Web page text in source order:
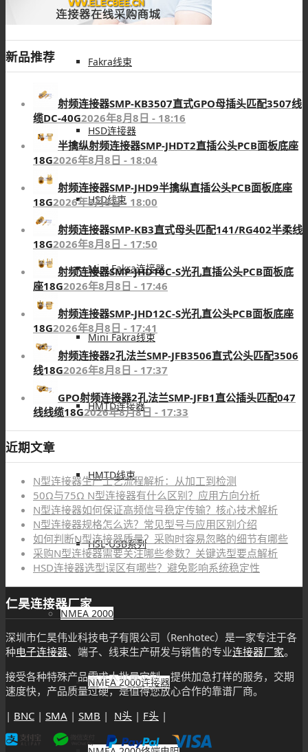
Fakra线束
HSD连接器
HSD线束
Mini Fakra连接器
Mini Fakra线束
HMTD连接器
HMTD线束
HSL-USB系列
NMEA 2000
NMEA 2000连接器
新品推荐
射频连接器SMP-KB3507直式GPO母插头匹配3507线
缆DC-40G2026年8月8日 - 18:16
半擒纵射频连接器SMP-JHDT2直插公头PCB面板底座
18G2026年8月8日 - 18:04
射频连接器SMP-JHD9半擒纵直插公头PCB面板底座
18G2026年8月8日 - 18:00
射频连接器SMP-KB3直式母头匹配141/RG402半柔线
18G2026年8月8日 - 17:50
射频连接器SMP-JHD10C-S光孔直插公头PCB面板底
座18G2026年8月8日 - 17:46
射频连接器SMP-JHD12C-S光孔直公头PCB面板底座
18G2026年8月8日 - 17:41
射频连接器2孔法兰SMP-JFB3506直式公头匹配3506
线18G2026年8月8日 - 17:37
GPO射频连接器2孔法兰SMP-JFB1直公插头匹配047
线线缆18G2026年8月8日 - 17:33
近期文章
N型连接器生产工艺流程解析：从加工到检测
50Ω与75Ω N型连接器有什么区别？应用方向分析
N型连接器如何保证高频信号稳定传输？核心技术解析
N型连接器规格怎么选？常见型号与应用区别介绍
如何判断N型连接器质量？采购时容易忽略的细节有哪些
采购N型连接器需要关注哪些参数？关键选型要点解析
HSD连接器选型误区有哪些？避免影响系统稳定性
仁昊连接器厂家
深圳市仁昊伟业科技电子有限公司（Renhotec）是一家专注于各
种电子连接器、端子、线束生产研发与销售的专业连接器厂家。
接受各种特殊产品需求大批量定制，提供加急打样的服务，交期
速度快，产品质量过硬，是值得您放心合作的靠谱厂商。
| BNC | SMA | SMB | N头 | F头 |